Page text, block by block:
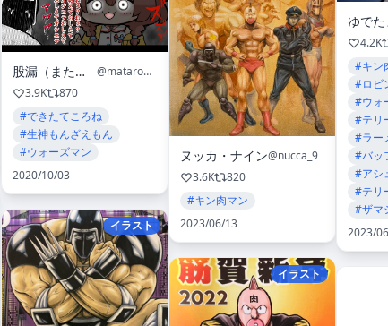
股漏（またろう）
@matarou072
3.9K
870
#できたてころね
#生神もんざえもん
#ウォーズマン
2020/10/03
イラスト
ヌッカ・ナイン@nucca_9
3.6K
820
#キン肉マン
2023/06/13
イラスト
4.2K
#キン
#ロビ
#ウォ
#テリ
#ラー
#バッ
#アシ
#テリ
#ザマ
2023/